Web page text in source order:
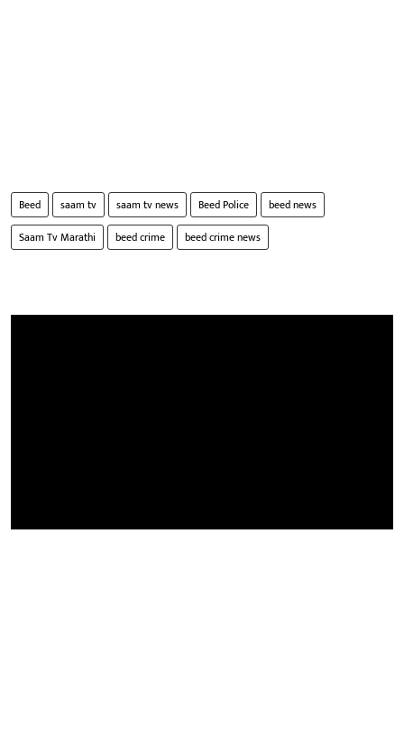
Beed saam tv saam tv news Beed Police
beed news
Saam Tv Marathi
beed crime beed crime news